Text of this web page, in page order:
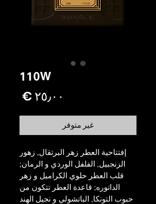
110W
غير متوفر
إفتتاحية العطر زهر البرتقال, زهور
الزنجبيل, الفلفل الوردي و الرمان;
قلب العطر حلوي الكراميل و زهر
الداتوره; قاعدة العطر تتكون من
حبوب التونكا, الباتشولي و نجيل الهند